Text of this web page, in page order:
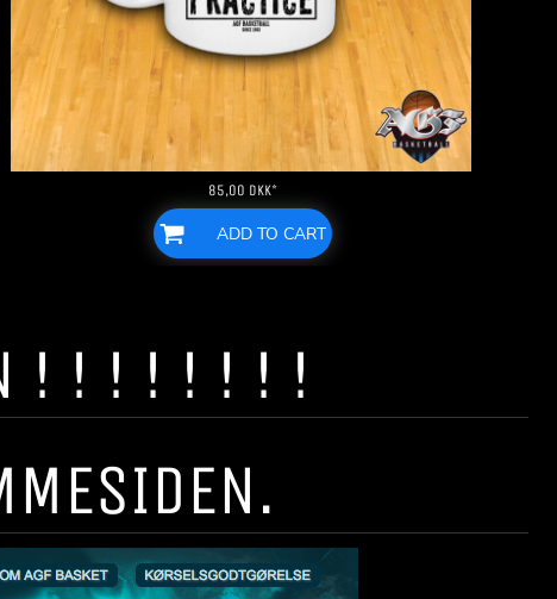
85,00 DKK*
ADD TO CART
! ! ! ! ! ! ! !